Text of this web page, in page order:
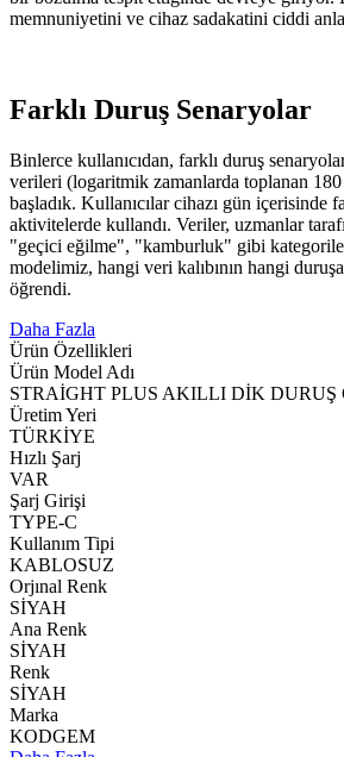
memnuniyetini ve cihaz sadakatini ciddi
Farklı Duruş Senaryolar
Binlerce kullanıcıdan, farklı duruş
verileri (logaritmik zamanlarda toplanan
başladık. Kullanıcılar cihazı gün içerisinde
aktivitelerde kullandı. Veriler, uzmanlar
"geçici eğilme", "kamburluk" gibi
modelimiz, hangi veri kalıbının hangi
öğrendi.
Daha Fazla
Ürün Özellikleri
Ürün Model Adı
STRAİGHT PLUS AKILLI DİK DURUŞ
Üretim Yeri
TÜRKİYE
Hızlı Şarj
VAR
Şarj Girişi
TYPE-C
Kullanım Tipi
KABLOSUZ
Orjınal Renk
SİYAH
Ana Renk
SİYAH
Renk
SİYAH
Marka
KODGEM